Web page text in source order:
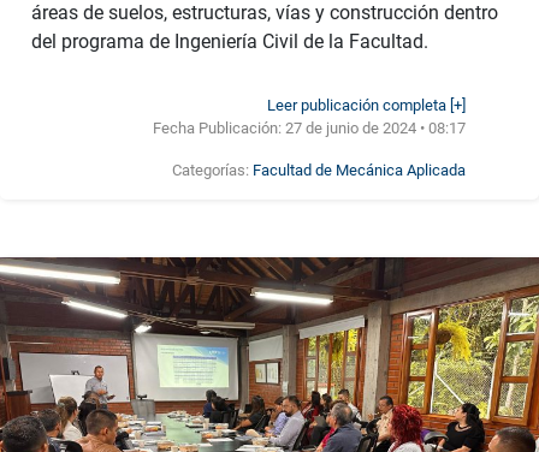
áreas de suelos, estructuras, vías y construcción dentro
del programa de Ingeniería Civil de la Facultad.
Leer publicación completa [+]
Fecha Publicación:27 de junio de 2024 • 08:17
Categorías: Facultad de Mecánica Aplicada